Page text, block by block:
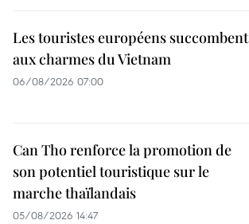
Les touristes européens succombent
aux charmes du Vietnam
06/08/2026 07:00
Can Tho renforce la promotion de
son potentiel touristique sur le
marche thaïlandais
05/08/2026 14:47